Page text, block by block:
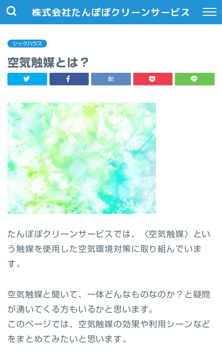
株式会社たんぽぽクリーンサービス
シックハウス
空気触媒とは？
たんぽぽクリーンサービスでは、〈空気触媒〉とい
う触媒を使用した空気環境対策に取り組んでいま
す。
空気触媒と聞いて、一体どんなものなのか？と疑問
が湧いてくる方もいるかと思います。
このページでは、空気触媒の効果や利用シーンなど
をまとめてみたいと思います。